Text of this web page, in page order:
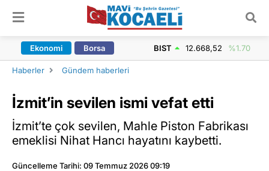
Ekonomi Borsa BIST 12.668,52 %1.70
Haberler Gündem haberleri
İzmit’in sevilen ismi vefat etti
İzmit’te çok sevilen, Mahle Piston Fabrikası
emeklisi Nihat Hancı hayatını kaybetti.
Güncelleme Tarihi: 09 Temmuz 2026 09:19